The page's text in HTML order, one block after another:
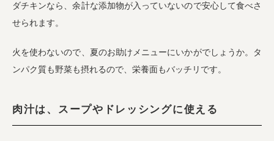
ダチキンなら、余計な添加物が入っていないので安心して食べさ
せられます。
火を使わないので、夏のお助けメニューにいかがでしょうか。タ
ンパク質も野菜も摂れるので、栄養面もバッチリです。
肉汁は、スープやドレッシングに使える